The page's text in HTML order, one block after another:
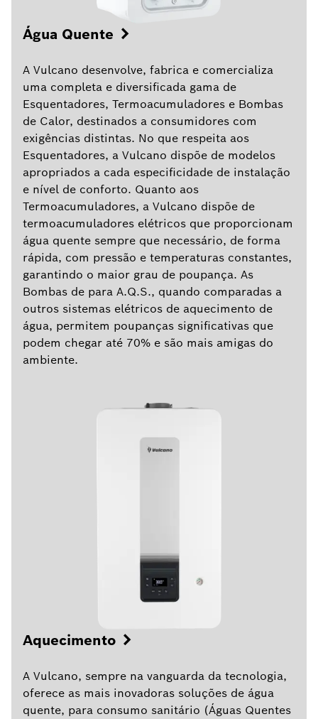
Água Quente
A Vulcano desenvolve, fabrica e comercializa
uma completa e diversificada gama de
Esquentadores, Termoacumuladores e Bombas
de Calor, destinados a consumidores com
exigências distintas. No que respeita aos
Esquentadores, a Vulcano dispõe de modelos
apropriados a cada especificidade de instalação
e nível de conforto. Quanto aos
Termoacumuladores, a Vulcano dispõe de
termoacumuladores elétricos que proporcionam
água quente sempre que necessário, de forma
rápida, com pressão e temperaturas constantes,
garantindo o maior grau de poupança. As
Bombas de para A.Q.S., quando comparadas a
outros sistemas elétricos de aquecimento de
água, permitem poupanças significativas que
podem chegar até 70% e são mais amigas do
ambiente.
Aquecimento
A Vulcano, sempre na vanguarda da tecnologia,
oferece as mais inovadoras soluções de água
quente, para consumo sanitário (Águas Quentes